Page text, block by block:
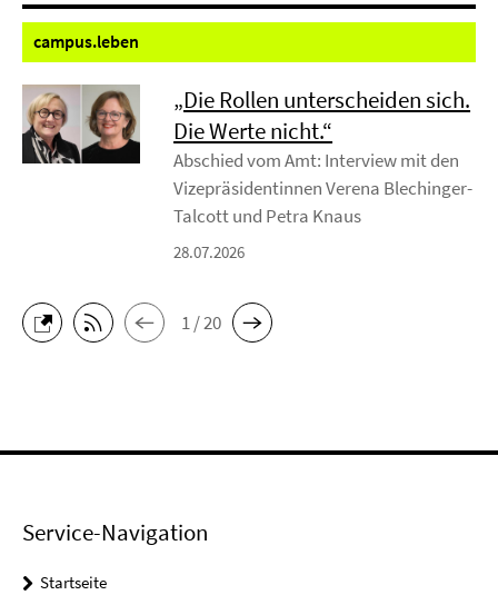
campus.leben
„Die Rollen unterscheiden sich.
Die Werte nicht.“
Abschied vom Amt: Interview mit den
Vizepräsidentinnen Verena Blechinger-
Talcott und Petra Knaus
28.07.2026
1 / 20
Service-Navigation
Startseite